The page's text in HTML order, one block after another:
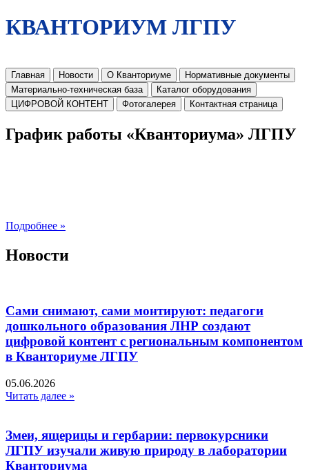
КВАНТОРИУМ ЛГПУ
Главная Новости О Кванториуме
Нормативные документы
Материально-техническая база
Каталог оборудования
ЦИФРОВОЙ КОНТЕНТ
Фотогалерея Контактная страница
График работы «Кванториума» ЛГПУ
Подробнее »
Новости
Сами снимают, сами монтируют: педагоги
дошкольного образования ЛНР создают
цифровой контент с региональным компонентом
в Кванториуме ЛГПУ​
05.06.2026
Читать далее »
Змеи, ящерицы и гербарии: первокурсники
ЛГПУ изучали живую природу в лаборатории
Кванториума